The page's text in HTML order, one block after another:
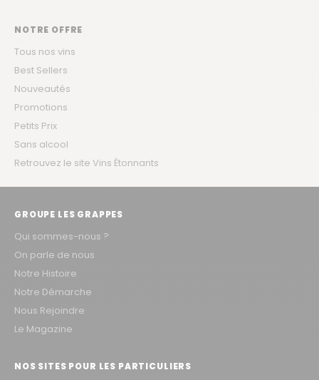
NOTRE OFFRE
Tous nos vins
Best Sellers
Nouveautés
Promotions
Petits Prix
Sans alcool
Retrouvez le site Vins Étonnants
GROUPE LES GRAPPES
Qui sommes-nous ?
On parle de nous
Notre Histoire
Notre Démarche
Nous Rejoindre
Le Magazine
NOS SITES POUR LES PARTICULIERS